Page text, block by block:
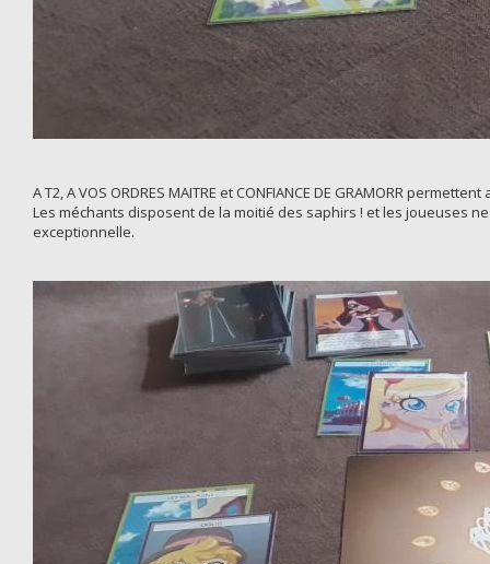
A T2, A VOS ORDRES MAITRE et CONFIANCE DE GRAMORR
Les méchants disposent de la moitié des saphirs ! et les joueuses
exceptionnelle.